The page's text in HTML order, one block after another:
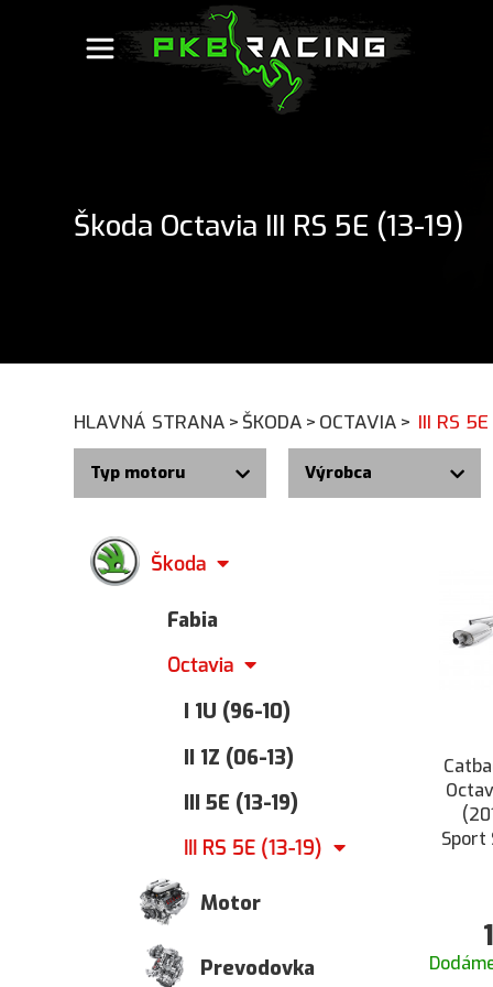
Škoda Octavia III RS 5E (13-19)
HLAVNÁ STRANA > ŠKODA > OCTAVIA > III RS
Typ motoru Výrobca
Škoda
Fabia
Octavia
I 1U (96-10)
II 1Z (06-13)
III 5E (13-19)
III RS 5E (13-19)
Motor
Prevodovka
Sport